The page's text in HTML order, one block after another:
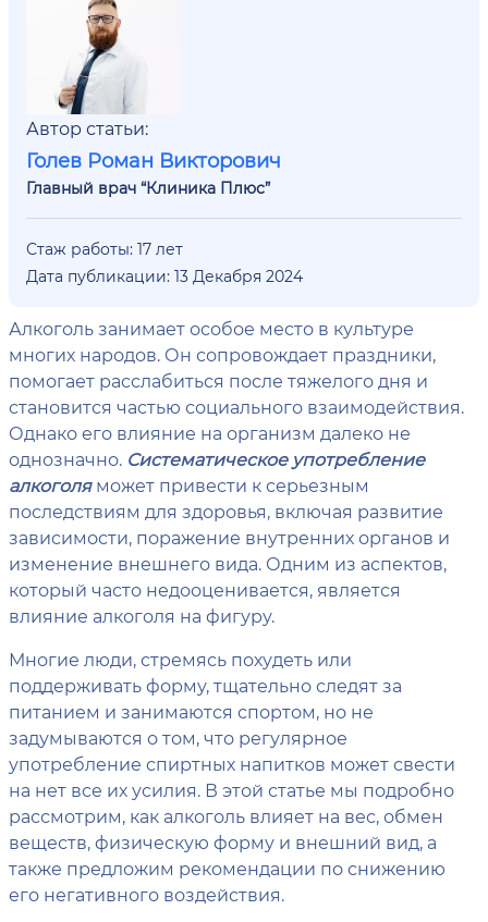
Автор статьи:
Голев Роман Викторович
Главный врач “Клиника Плюс”
Стаж работы: 17 лет
Дата публикации: 13 Декабря 2024
Алкоголь занимает особое место в культуре
многих народов. Он сопровождает праздники,
помогает расслабиться после тяжелого дня и
становится частью социального взаимодействия.
Однако его влияние на организм далеко не
однозначно. Систематическое употребление
алкоголяможет привести к серьезным
последствиям для здоровья, включая развитие
зависимости, поражение внутренних органов и
изменение внешнего вида. Одним из аспектов,
который часто недооценивается, является
влияние алкоголя на фигуру.
Многие люди, стремясь похудеть или
поддерживать форму, тщательно следят за
питанием и занимаются спортом, но не
задумываются о том, что регулярное
употребление спиртных напитков может свести
на нет все их усилия. В этой статье мы подробно
рассмотрим, как алкоголь влияет на вес, обмен
веществ, физическую форму и внешний вид, а
также предложим рекомендации по снижению
его негативного воздействия.